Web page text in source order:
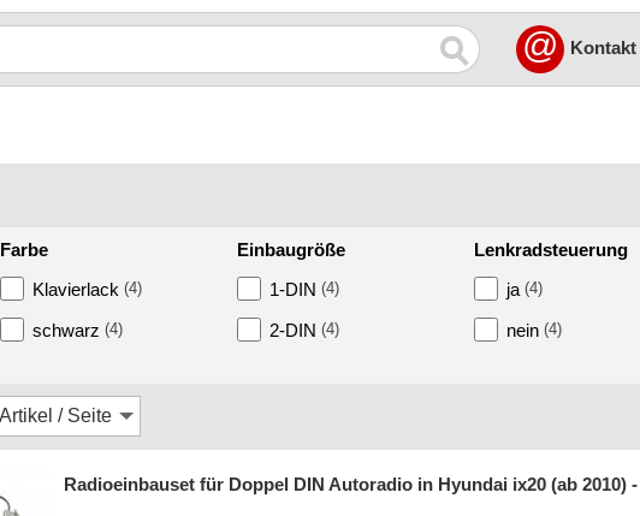
@ Kontakt
Farbe
Klavierlack (4)
schwarz (4)
Einbaugröße
1-DIN (4)
2-DIN (4)
Lenkradsteuerung
ja (4)
nein (4)
Radioeinbauset für Doppel DIN Autoradio in Hyundai ix20 (ab 2010)